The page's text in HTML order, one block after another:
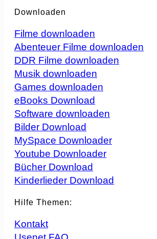
Downloaden
Filme downloaden
Abenteuer Filme downloaden
DDR Filme downloaden
Musik downloaden
Games downloaden
eBooks Download
Software downloaden
Bilder Download
MySpace Downloader
Youtube Downloader
Bücher Download
Kinderlieder Download
Hilfe Themen:
Kontakt